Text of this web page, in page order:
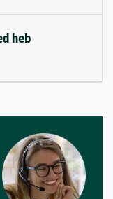
heb